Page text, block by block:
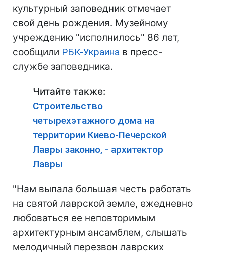
культурный заповедник отмечает
свой день рождения. Музейному
учреждению "исполнилось" 86 лет,
сообщили РБК-Украина в пресс-
службе заповедника.
Читайте также:
Строительство
четырехэтажного дома на
территории Киево-Печерской
Лавры законно, - архитектор
Лавры
"Нам выпала большая честь работать
на святой лаврской земле, ежедневно
любоваться ее неповторимым
архитектурным ансамблем, слышать
мелодичный перезвон лаврских